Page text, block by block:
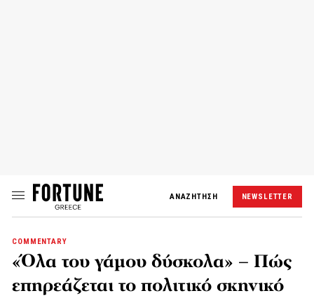
ΑΝΑΖΗΤΗΣΗ NEWSLETTER
COMMENTARY
«Όλα του γάμου δύσκολα» – Πώς
επηρεάζεται το πολιτικό σκηνικό